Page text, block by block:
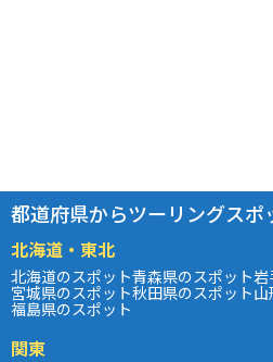
都道府県からツーリングスポ
北海道・東北
北海道のスポット青森県のスポット岩
宮城県のスポット秋田県のスポット山
福島県のスポット
関東